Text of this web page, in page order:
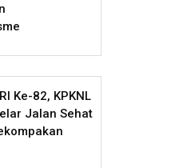
Ke-82, KPKNL
Jalan Sehat